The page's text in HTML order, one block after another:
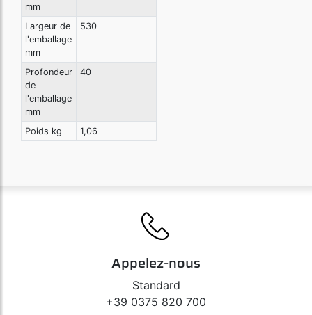
mm
Largeur de
l'emballage
mm
530
Profondeur
de
l'emballage
mm
40
Poids kg 1,06
Appelez-nous
Standard
+39 0375 820 700